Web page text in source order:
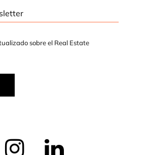
sobre el Real Estate